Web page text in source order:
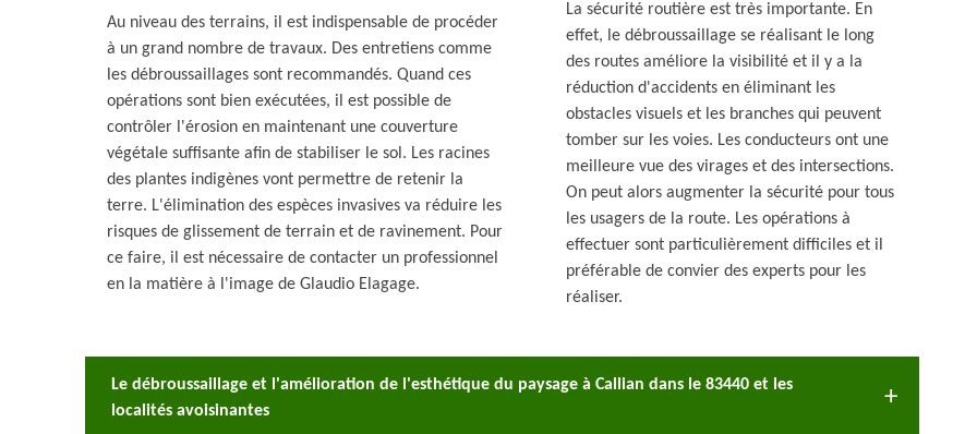
Au niveau des terrains, il est indispensable de procéder
à un grand nombre de travaux. Des entretiens comme
les débroussaillages sont recommandés. Quand ces
opérations sont bien exécutées, il est possible de
contrôler l'érosion en maintenant une couverture
végétale suffisante afin de stabiliser le sol. Les racines
des plantes indigènes vont permettre de retenir la
terre. L'élimination des espèces invasives va réduire les
risques de glissement de terrain et de ravinement. Pour
ce faire, il est nécessaire de contacter un professionnel
en la matière à l'image de Glaudio Elagage.
La sécurité routière est très importante. En
effet, le débroussaillage se réalisant le long
des routes améliore la visibilité et il y a la
réduction d'accidents en éliminant les
obstacles visuels et les branches qui peuvent
tomber sur les voies. Les conducteurs ont une
meilleure vue des virages et des intersections.
On peut alors augmenter la sécurité pour tous
les usagers de la route. Les opérations à
effectuer sont particulièrement difficiles et il
préférable de convier des experts pour les
réaliser.
Le débroussaillage et l'amélioration de l'esthétique du paysage à Callian dans le 83440 et les
localités avoisinantes